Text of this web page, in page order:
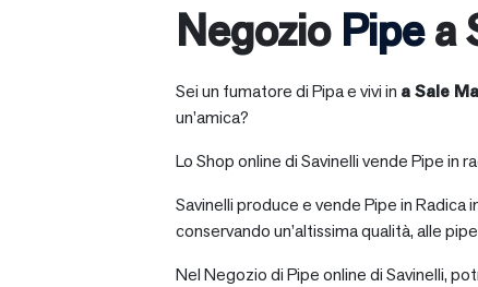
Negozio Pipea
Sei un fumatore di Pipa e vivi in aSale
un’amica?
Lo Shop online di Savinelli vende Pipe in
Savinelli produce e vende Pipe in
conservando un’altissima qualità, alle
Nel Negozio di Pipe online di Savinelli,